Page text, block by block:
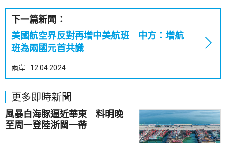
下一篇新聞：
美國航空界反對再增中美航班 中方：增航
班為兩國元首共識
兩岸 12.04.2024
更多即時新聞
風暴白海豚逼近華東 料明晚
至周一登陸浙閩一帶